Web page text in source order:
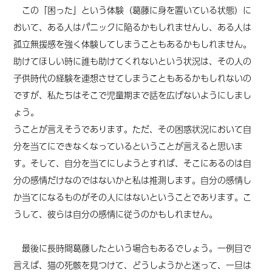
この「困った」という体験（葛藤に身を置いている状態）に
おいて、ある人はパニックに陥るかもしれませんし、ある人は
孤立無援感を強く体験してしまうこともあるかもしれません。
助けてほしい時に誰も助けてくれないという状況は、その人の
子供時代の経験を連想させてしまうこともあるかもしれないの
ですが、私たちはそこで児童期まで話を広げないようにしまし
ょう。
うことが言えそうであります。ただ、その困惑状況において自
分を当てにできなくなっているということが言えると思いま
す。そして、自分を当てにしようとすれば、そこにあるのは自
分の感情だけなのではないかと私は推測します。自分の感情し
か当てになるものがその人にはないということであります。こ
うして、彼らは自分の感情に従うのかもしれません。
最後に長時間葛藤したという場合もあるでしょう。一例目で
言えば、猫の死骸を見つけて、どうしようかと迷って、一旦は